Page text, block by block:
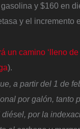
y $160 en
y el incremento
un camino ‘lleno de
).
a partir del 1 de
por galón, tanto
por la